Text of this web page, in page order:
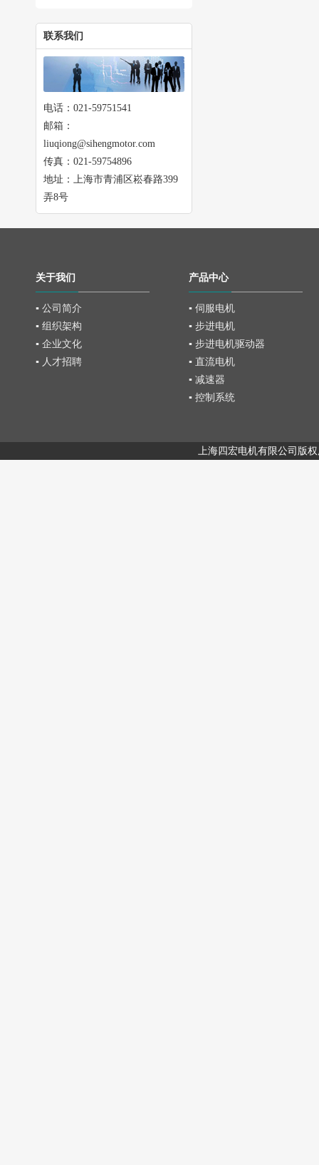
联系我们
电话：021-59751541
邮箱：
liuqiong@sihengmotor.com
传真：021-59754896
地址：上海市青浦区崧春路399
弄8号
关于我们
▪ 公司简介
▪ 组织架构
▪ 企业文化
▪ 人才招聘
产品中心
▪ 伺服电机
▪ 步进电机
▪ 步进电机驱动器
▪ 直流电机
▪ 减速器
▪ 控制系统
上海四宏电机有限公司版